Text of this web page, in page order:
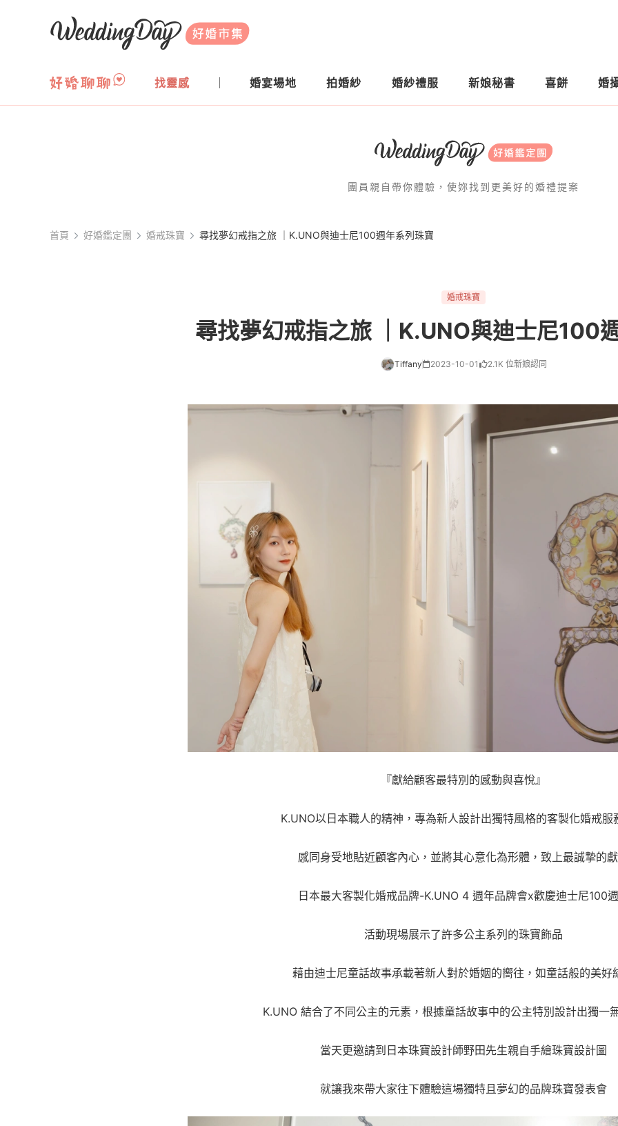
WeddingDay 好婚市集
找靈感 婚宴場地 拍婚紗 婚紗禮服 新娘秘書 喜餅 婚
團員親自帶你體驗，使妳找到更美好的婚禮提案
首頁 好婚鑑定團 婚戒珠寶 尋找夢幻戒指之旅 ｜K.UNO與迪士尼100週年系列珠寶
婚戒珠寶
尋找夢幻戒指之旅 ｜K.UNO與迪士尼100
Tiffany 2023-10-01 2.1K 位新娘認同
『獻給顧客最特別的感動與喜悅』
K.UNO以日本職人的精神，專為新人設計出獨特風格的客製化婚戒服
感同身受地貼近顧客內心，並將其心意化為形體，致上最誠摯的
日本最大客製化婚戒品牌-K.UNO 4 週年品牌會x歡慶迪士尼100
活動現場展示了許多公主系列的珠寶飾品
藉由迪士尼童話故事承載著新人對於婚姻的嚮往，如童話般的美好
K.UNO 結合了不同公主的元素，根據童話故事中的公主特別設計出獨一
當天更邀請到日本珠寶設計師野田先生親自手繪珠寶設計圖
就讓我來帶大家往下體驗這場獨特且夢幻的品牌珠寶發表會